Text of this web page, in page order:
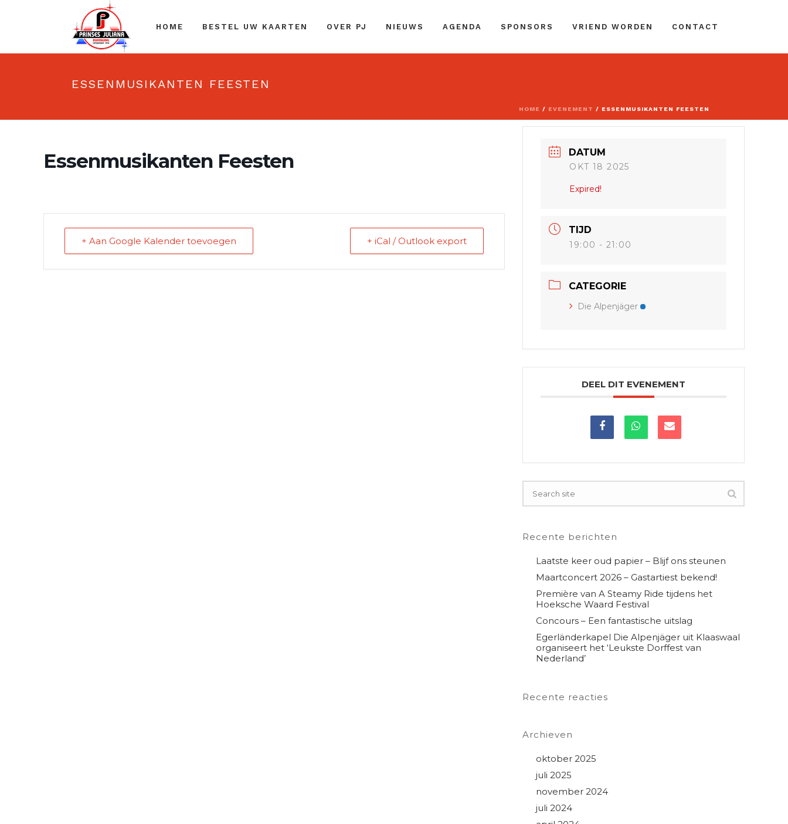
HOME BESTEL UW KAARTEN OVER PJ NIEUWS AGENDA SPONSORS VRIEND WORDEN CONTACT
ESSENMUSIKANTEN FEESTEN
HOME / EVENEMENT / ESSENMUSIKANTEN FEESTEN
Essenmusikanten Feesten
+ Aan Google Kalender toevoegen + iCal / Outlook export
DATUM
OKT 18 2025
Expired!
TIJD
19:00 - 21:00
CATEGORIE
Die Alpenjäger
DEEL DIT EVENEMENT
Recente berichten
Laatste keer oud papier – Blijf ons steunen
Maartconcert 2026 – Gastartiest bekend!
Première van A Steamy Ride tijdens het
Hoeksche Waard Festival
Concours – Een fantastische uitslag
Egerländerkapel Die Alpenjäger uit Klaaswaal
organiseert het ‘Leukste Dorffest van
Nederland’
Recente reacties
Archieven
oktober 2025
juli 2025
november 2024
juli 2024